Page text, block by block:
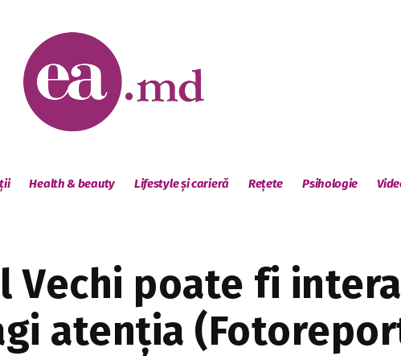
Health & beauty Lifestyle și carieră Rețete Psihologie
Vechi poate fi
atenția